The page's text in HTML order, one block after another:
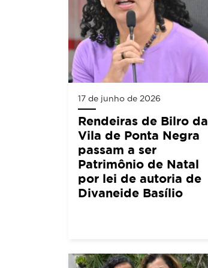
17 de junho de 2026
Rendeiras de Bilro da
Vila de Ponta Negra
passam a ser
Patrimônio de Natal
por lei de autoria de
Divaneide Basílio